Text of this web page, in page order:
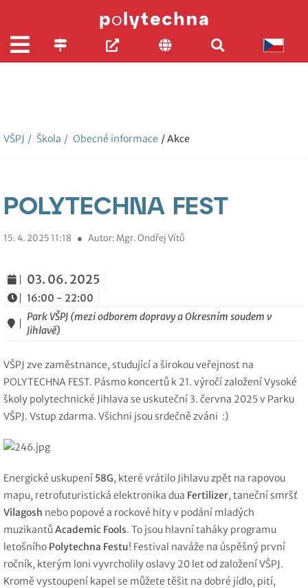
VŠPJ / Škola / Obecné informace / Akce
POLYTECHNA FEST
15. 4. 2025 11:18 ● Autor: Mgr. Ondřej Vítů
03. 06. 2025
16:00 - 22:00
Park VŠPJ (mezi odborem dopravy a Okresním soudem v
Jihlavě)
VŠPJ zve zaměstnance, studující a širokou veřejnost na
POLYTECHNA FEST. Pásmo koncertů k 21. výročí založení Vysoké
školy polytechnické Jihlava se uskuteční 3. června 2025 v Parku
VŠPJ. Vstup zdarma. Všichni jsou srdečně zváni :)
Energické uskupení 58G, které vrátilo Jihlavu zpět na rapovou
mapu, retrofuturistická elektronika dua Fertilizer, taneční smršť
Vilagosh nebo popové a rockové hity v podání mladých
muzikantů Academic Fools. To jsou hlavní taháky programu
letošního Polytechna Festu! Festival naváže na úspěšný první
ročník, kterým loni vyvrcholily oslavy 20 let od založení VŠPJ.
Kromě vystoupení kapel se můžete těšit na dobré jídlo, pití,